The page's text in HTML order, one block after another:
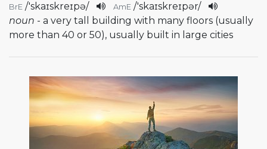
BrE /'skaɪskreɪpə/ AmE /'skaɪskreɪpər/
noun - a very tall building with many floors (usually
more than 40 or 50), usually built in large cities